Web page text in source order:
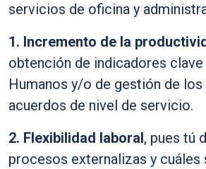
servicios de oficina y
1. Incremento de la
obtención de indicadores
Humanos y/o de gestión de
acuerdos de nivel de servicio.
2. Flexibilidad laboral , pues tú
procesos externalizas y cuáles